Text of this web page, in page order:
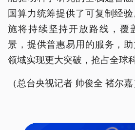
国算力统筹提供了可复制经
施将持续坚持开放路线，覆
景，提供普惠易用的服务，
领域实现更大突破，抢占全球
（总台央视记者 帅俊全 褚尔嘉